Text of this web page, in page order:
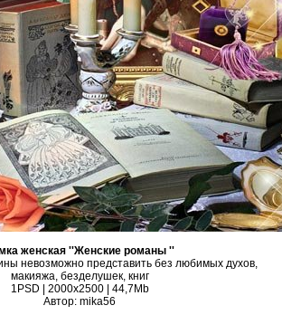
женская ''Женские романы ''
невозможно представить без любимых духов,
макияжа, безделушек, книг
1PSD | 2000х2500 | 44,7Mb
Автор: mika56